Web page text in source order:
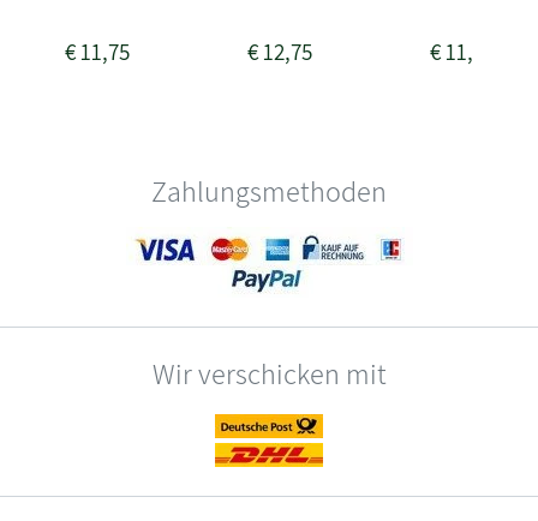
€11,75 €12,75 €11,75
Zahlungsmethoden
Wir verschicken mit